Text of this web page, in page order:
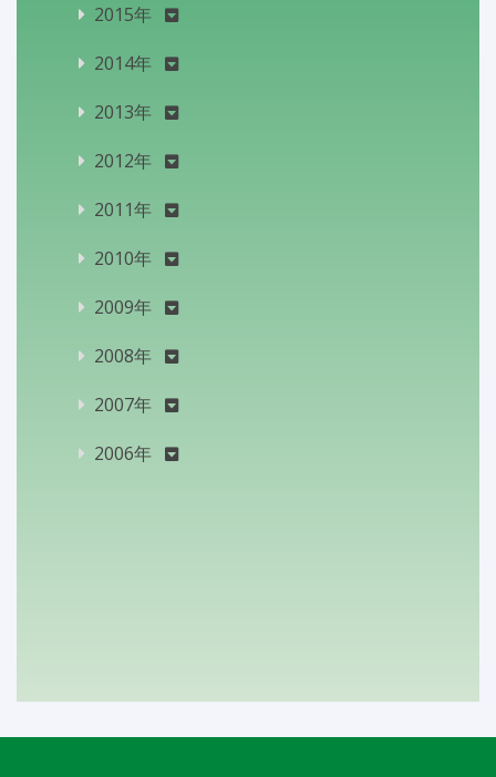
2015年
2014年
2013年
2012年
2011年
2010年
2009年
2008年
2007年
2006年